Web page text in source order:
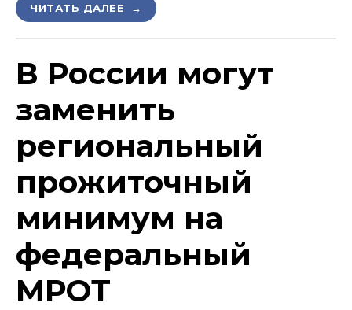
ЧИТАТЬ ДАЛЕЕ →
В России могут
заменить
региональный
прожиточный
минимум на
федеральный
МРОТ